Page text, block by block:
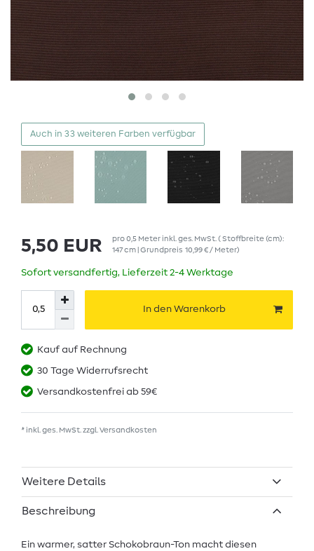
Auch in 33 weiteren Farben verfügbar
5,50 EUR pro0,5 Meterinkl. ges. MwSt. ( Stoffbreite (cm):
147 cm | Grundpreis 10,99 € / Meter)
Sofort versandfertig, Lieferzeit 2-4 Werktage
In den Warenkorb
Kauf auf Rechnung
30 Tage Widerrufsrecht
Versandkostenfrei ab 59€
* inkl. ges. MwSt. zzgl. Versandkosten
Weitere Details
Beschreibung
Ein warmer, satter Schokobraun-Ton macht diesen